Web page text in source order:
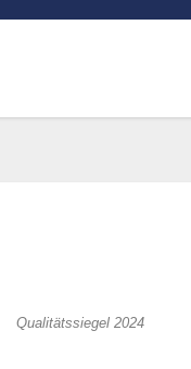
Qualitätssiegel 2024